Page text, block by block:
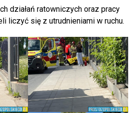
działań ratowniczych oraz pracy
liczyć się z utrudnieniami w ruchu.